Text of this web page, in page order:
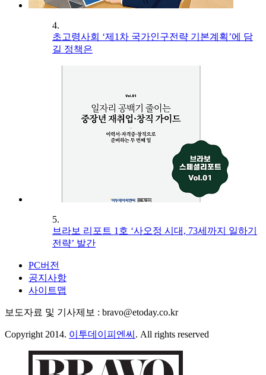
4.
초고령사회 ‘제1차 국가인구전략 기본계획’에 담
길 정책은
5.
브라보 리포트 1호 ‘사오정 시대, 73세까지 일하기
전략’ 발간
PC버전
공지사항
사이트맵
보도자료 및 기사제보 : bravo@etoday.co.kr
Copyright 2014. 이투데이피엔씨 . All rights reserved